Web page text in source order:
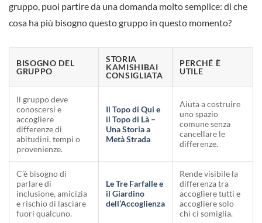
gruppo, puoi partire da una domanda molto semplice: di che
cosa ha più bisogno questo gruppo in questo momento?
BISOGNO DEL
GRUPPO
STORIA
KAMISHIBAI
CONSIGLIATA
PERCHÉ È
UTILE
Il gruppo deve
conoscersi e
accogliere
differenze di
abitudini, tempi o
provenienze.
Il Topo di Qui e
il Topo di Là –
Una Storia a
Metà Strada
Aiuta a costruire
uno spazio
comune senza
cancellare le
differenze.
C’è bisogno di
parlare di
inclusione, amicizia
e rischio di lasciare
fuori qualcuno.
Le Tre Farfalle e
il Giardino
dell’Accoglienza
Rende visibile la
differenza tra
accogliere tutti e
accogliere solo
chi ci somiglia.